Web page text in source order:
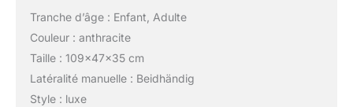
Tranche d’âge : Enfant, Adulte
Couleur : anthracite
Taille : 109x47x35 cm
Latéralité manuelle : Beidhändig
Style : luxe